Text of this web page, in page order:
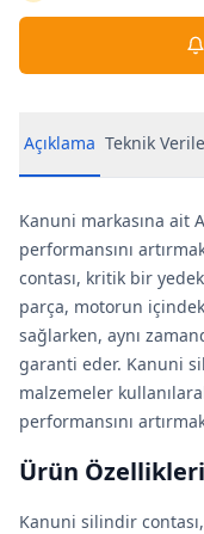
Açıklama Teknik
Kanuni markasına ait
performansını
contası, kritik bir yedek
parça, motorun
sağlarken, aynı
garanti eder. Kanuni
malzemeler
performansını
Ürün Özellikleri
Kanuni silindir contası,